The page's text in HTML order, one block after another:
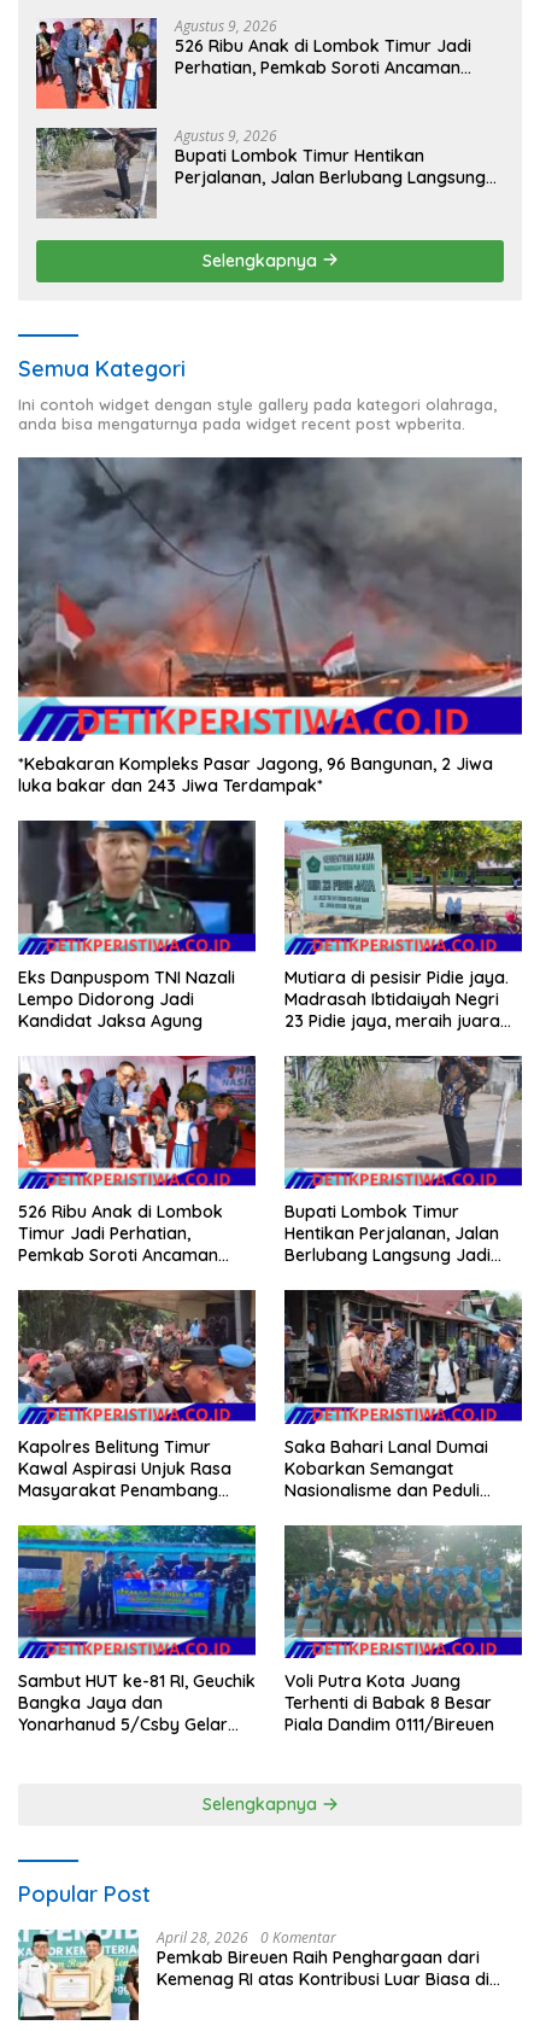
Agustus 9, 2026
526 Ribu Anak di Lombok Timur Jadi
Perhatian, Pemkab Soroti Ancaman
Agustus 9, 2026
Bupati Lombok Timur Hentikan
Perjalanan, Jalan Berlubang Langsung
Selengkapnya
Semua Kategori
Ini contoh widget dengan style gallery pada kategori olahraga,
anda bisa mengaturnya pada widget recent post wpberita.
*Kebakaran Kompleks Pasar Jagong, 96 Bangunan, 2 Jiwa
luka bakar dan 243 Jiwa Terdampak*
Eks Danpuspom TNI Nazali
Lempo Didorong Jadi
Kandidat Jaksa Agung
Mutiara di pesisir Pidie jaya.
Madrasah Ibtidaiyah Negri
23 Pidie jaya, meraih juara
526 Ribu Anak di Lombok
Timur Jadi Perhatian,
Pemkab Soroti Ancaman
Pernikahan Dini
Bupati Lombok Timur
Hentikan Perjalanan, Jalan
Berlubang Langsung Jadi
Kapolres Belitung Timur
Kawal Aspirasi Unjuk Rasa
Masyarakat Penambang
Kantor Operasional PT.Timah
Kecamatan Gantung.
Saka Bahari Lanal Dumai
Kobarkan Semangat
Nasionalisme dan Peduli
Sambut HUT ke-81 RI, Geuchik
Bangka Jaya dan
Yonarhanud 5/Csby Gelar
Voli Putra Kota Juang
Terhenti di Babak 8 Besar
Piala Dandim 0111/Bireuen
Selengkapnya
Popular Post
April 28, 2026 0 Komentar
Pemkab Bireuen Raih Penghargaan dari
Kemenag RI atas Kontribusi Luar Biasa di